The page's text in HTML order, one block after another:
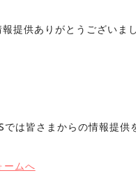
提供ありがとうございま
では皆さまからの情報提供
ームへ